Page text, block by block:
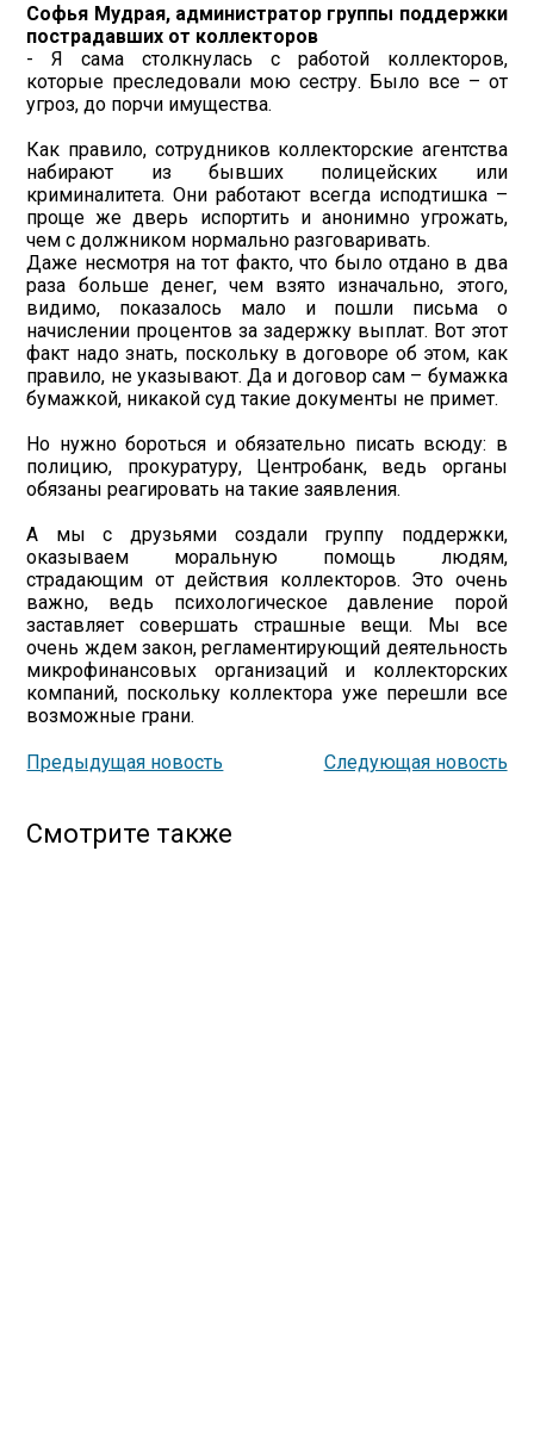
Софья Мудрая, администратор группы поддержки
пострадавших от коллекторов
- Я сама столкнулась с работой коллекторов,
которые преследовали мою сестру. Было все – от
угроз, до порчи имущества.
Как правило, сотрудников коллекторские агентства
набирают из бывших полицейских или
криминалитета. Они работают всегда исподтишка –
проще же дверь испортить и анонимно угрожать,
чем с должником нормально разговаривать.
Даже несмотря на тот факто, что было отдано в два
раза больше денег, чем взято изначально, этого,
видимо, показалось мало и пошли письма о
начислении процентов за задержку выплат. Вот этот
факт надо знать, поскольку в договоре об этом, как
правило, не указывают. Да и договор сам – бумажка
бумажкой, никакой суд такие документы не примет.
Но нужно бороться и обязательно писать всюду: в
полицию, прокуратуру, Центробанк, ведь органы
обязаны реагировать на такие заявления.
А мы с друзьями создали группу поддержки,
оказываем моральную помощь людям,
страдающим от действия коллекторов. Это очень
важно, ведь психологическое давление порой
заставляет совершать страшные вещи. Мы все
очень ждем закон, регламентирующий деятельность
микрофинансовых организаций и коллекторских
компаний, поскольку коллектора уже перешли все
возможные грани.
Предыдущая новость Следующая новость
Смотрите также